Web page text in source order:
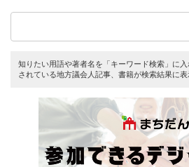
知りたい用語や著者名を「キーワード検索」に
されている地方議会人記事、書籍が検索結果に表